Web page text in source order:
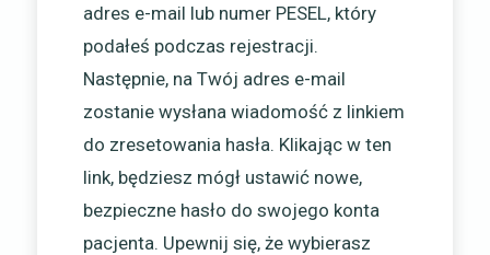
adres e-mail lub numer PESEL, który
podałeś podczas rejestracji.
Następnie, na Twój adres e-mail
zostanie wysłana wiadomość z linkiem
do zresetowania hasła. Klikając w ten
link, będziesz mógł ustawić nowe,
bezpieczne hasło do swojego konta
pacjenta. Upewnij się, że wybierasz